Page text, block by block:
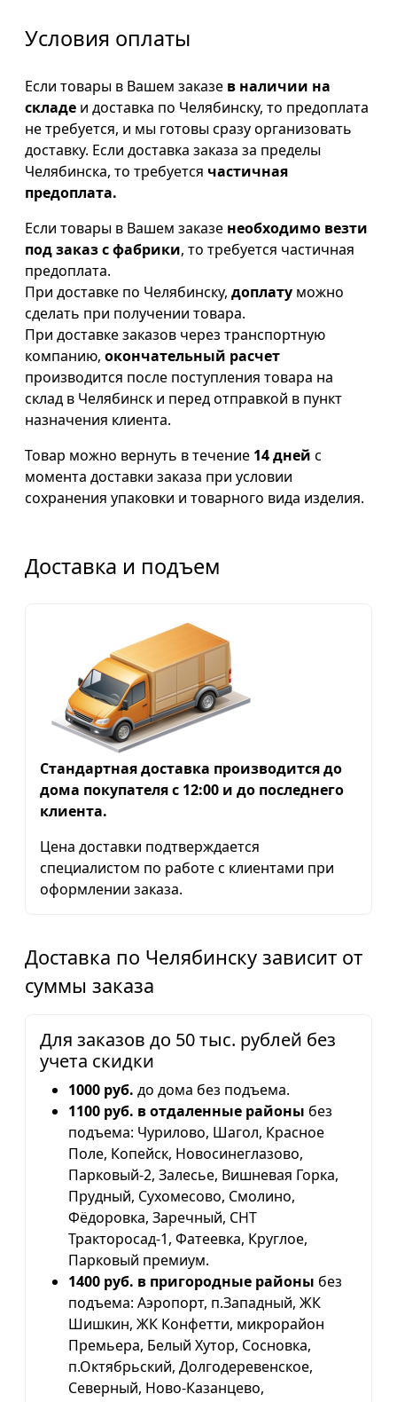
Условия оплаты
Если товары в Вашем заказе в наличии на
складе и доставка по Челябинску, то предоплата
не требуется, и мы готовы сразу организовать
доставку. Если доставка заказа за пределы
Челябинска, то требуется частичная
предоплата.
Если товары в Вашем заказе необходимо везти
под заказ с фабрики, то требуется частичная
предоплата.
При доставке по Челябинску, доплату можно
сделать при получении товара.
При доставке заказов через транспортную
компанию, окончательный расчет
производится после поступления товара на
склад в Челябинск и перед отправкой в пункт
назначения клиента.
Товар можно вернуть в течение 14 дней с
момента доставки заказа при условии
сохранения упаковки и товарного вида изделия.
Доставка и подъем
Стандартная доставка производится до
дома покупателя с 12:00 и до последнего
клиента.
Цена доставки подтверждается
специалистом по работе с клиентами при
оформлении заказа.
Доставка по Челябинску зависит от
суммы заказа
Для заказов до 50 тыс. рублей без
учета скидки
1000 руб. до дома без подъема.
1100 руб. в отдаленные районы без
подъема: Чурилово, Шагол, Красное
Поле, Копейск, Новосинеглазово,
Парковый-2, Залесье, Вишневая Горка,
Прудный, Сухомесово, Смолино,
Фёдоровка, Заречный, СНТ
Тракторосад-1, Фатеевка, Круглое,
Парковый премиум.
1400 руб. в пригородные районы без
подъема: Аэропорт, п.Западный, ЖК
Шишкин, ЖК Конфетти, микрорайон
Премьера, Белый Хутор, Сосновка,
п.Октябрьский, Долгодеревенское,
Северный, Ново-Казанцево,